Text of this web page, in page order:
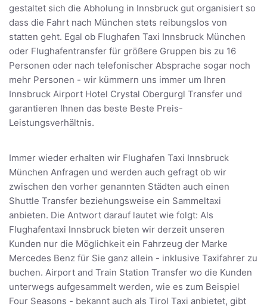
gestaltet sich die Abholung in Innsbruck gut organisiert so
dass die Fahrt nach München stets reibungslos von
statten geht. Egal ob Flughafen Taxi Innsbruck München
oder Flughafentransfer für größere Gruppen bis zu 16
Personen oder nach telefonischer Absprache sogar noch
mehr Personen - wir kümmern uns immer um Ihren
Innsbruck Airport Hotel Crystal Obergurgl Transfer und
garantieren Ihnen das beste Beste Preis-
Leistungsverhältnis.
Immer wieder erhalten wir Flughafen Taxi Innsbruck
München Anfragen und werden auch gefragt ob wir
zwischen den vorher genannten Städten auch einen
Shuttle Transfer beziehungsweise ein Sammeltaxi
anbieten. Die Antwort darauf lautet wie folgt: Als
Flughafentaxi Innsbruck bieten wir derzeit unseren
Kunden nur die Möglichkeit ein Fahrzeug der Marke
Mercedes Benz für Sie ganz allein - inklusive Taxifahrer zu
buchen. Airport and Train Station Transfer wo die Kunden
unterwegs aufgesammelt werden, wie es zum Beispiel
Four Seasons - bekannt auch als Tirol Taxi anbietet, gibt